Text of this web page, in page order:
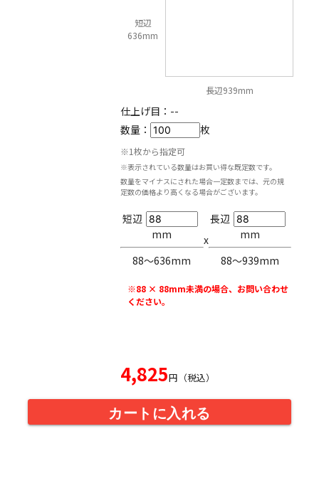
短辺
636mm
長辺939mm
仕上げ目： --
数量：
枚
※1枚から指定可
※表示されている数量はお買い得な既定数です。
数量をマイナスにされた場合一定数までは、元の規
定数の価格より高くなる場合がございます。
短辺
mm
88〜636mm
x
長辺
mm
88〜939mm
※88 × 88mm未満の場合、お問い合わせ
ください。
4,825円（税込）
カートに入れる